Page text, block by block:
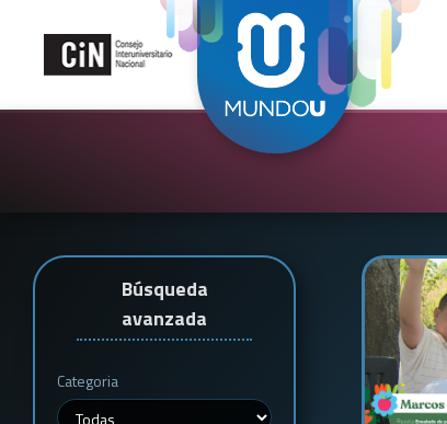
Búsqueda
avanzada
Categoria